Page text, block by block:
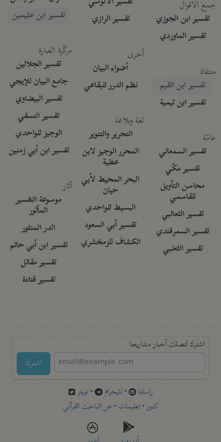
جمع الأقوال
تفسير ابن الجوزي
تفسير الماوردي
منتقاة
تفسير ابن القيم
تفسير ابن تيمية
عامّة
تفسير السمعاني
تفسير مكّي
محاسن التأويل
للقاسمي
تفسير الثعالبي
تفسير السمرقندي
تفسير الثعلبي
تفسير الرازي
أخرى
أضواء البيان
نظم الدرر للبقاعي
لغة وبلاغة
التحرير والتنوير
المحرر الوجيز لابن
عطية
البحر المحيط لأبي
حيان
البسيط للواحدي
تفسير أبي السعود
الكشاف للزمخشري
تفسير ابن عثيمين
مركَّزة العبارة
تفسير الجلالين
جامع البيان للإيجي
تفسير البيضاوي
تفسير النسفي
الوجيز للواحدي
تفسير ابن أبي زمنين
آثار
موسوعة التفسير
المأثور
الدر المنثور
تفسير ابن أبي حاتم
تفسير مقاتل
تفسير قتادة
اشترك لتصلك أخبار مشاريعنا
اشترك
راسلنا •تليجرام •تويتر
كنوز•تعليمات •عن الباحث القرآني